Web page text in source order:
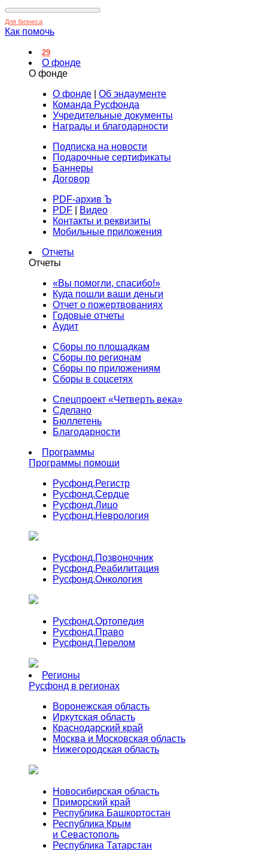
Для бизнеса
Как помочь
29
О фонде
О фонде
О фонде
Об эндаументе
Команда Русфонда
Учредительные документы
Награды и благодарности
Подписка на новости
Подарочные сертификаты
Баннеры
Договор
PDF-архив Ъ
PDF
Видео
Контакты и реквизиты
Мобильные приложения
Отчеты
Отчеты
«Вы помогли, спасибо!»
Куда пошли ваши деньги
Отчет о пожертвованиях
Годовые отчеты
Аудит
Сборы по площадкам
Сборы по регионам
Сборы по приложениям
Сборы в соцсетях
Спецпроект «Четверть века»
Сделано
Бюллетень
Благодарности
Программы
Программы помощи
Русфонд.Регистр
Русфонд.Сердце
Русфонд.Лицо
Русфонд.Неврология
Русфонд.Позвоночник
Русфонд.Реабилитация
Русфонд.Онкология
Русфонд.Ортопедия
Русфонд.Право
Русфонд.Перелом
Регионы
Русфонд в регионах
Воронежская область
Иркутская область
Краснодарский край
Москва и Московская область
Нижегородская область
Новосибирская область
Приморский край
Республика Башкортостан
Республика Крым
и Севастополь
Республика Татарстан